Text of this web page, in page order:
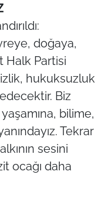
doğaya,
Halk Partisi
hukuksuzluk
Biz
bilime,
Tekrar
sesini
ocağı daha